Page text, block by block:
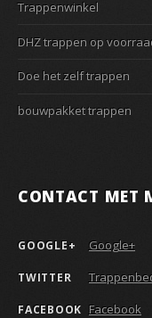
Trappenwinkel
DHZ trappen op
Doe het zelf trappen
bouwpakket trappen
CONTACT MET
GOOGLE+ Google+
TWITTER
FACEBOOK Facebook